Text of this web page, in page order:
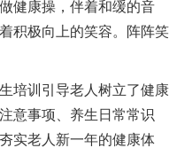
健康操，伴着和缓的音
积极向上的笑容。阵阵笑
培训引导老人树立了健康
意事项、养生日常常识
实老人新一年的健康体